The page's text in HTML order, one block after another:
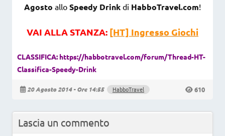
Agosto allo Speedy Drink di HabboTravel.com!
VAI ALLA STANZA: [HT] Ingresso Giochi
CLASSIFICA: https://habbotravel.com/forum/Thread-HT-
Classifica-Speedy-Drink
20 Agosto 2014 - Ore 14:55 HabboTravel 610
Lascia un commento